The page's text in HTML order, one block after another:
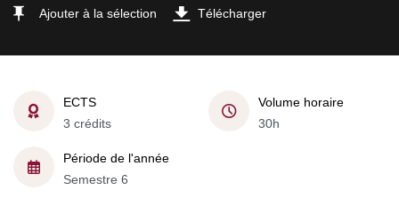
Ajouter à la sélection Télécharger
ECTS
3 crédits
Volume horaire
30h
Période de l'année
Semestre 6